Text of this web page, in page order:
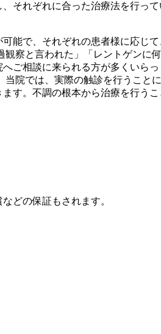
それぞれに合った治療法を行っ
能で、それぞれの患者様に応じ
察と言われた」「レントゲンに
ご相談に来られる方が多くいら
院では、実際の触診を行うこと
す。不調の根本から治療を行う
どの保証もされます。